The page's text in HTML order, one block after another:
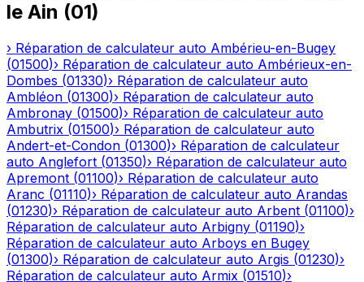
le Ain (01)
› Réparation de calculateur auto Ambérieu-en-Bugey
(01500)› Réparation de calculateur auto Ambérieux-en-
Dombes (01330)› Réparation de calculateur auto
Ambléon (01300)› Réparation de calculateur auto
Ambronay (01500)› Réparation de calculateur auto
Ambutrix (01500)› Réparation de calculateur auto
Andert-et-Condon (01300)› Réparation de calculateur
auto Anglefort (01350)› Réparation de calculateur auto
Apremont (01100)› Réparation de calculateur auto
Aranc (01110)› Réparation de calculateur auto Arandas
(01230)› Réparation de calculateur auto Arbent (01100)›
Réparation de calculateur auto Arbigny (01190)›
Réparation de calculateur auto Arboys en Bugey
(01300)› Réparation de calculateur auto Argis (01230)›
Réparation de calculateur auto Armix (01510)›